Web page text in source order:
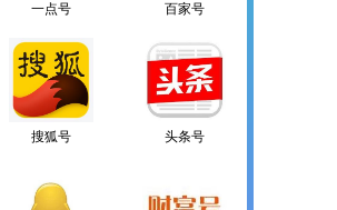
一点号 百家号
搜狐号 头条号